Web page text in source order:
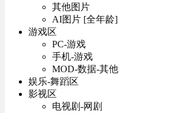
其他图片
AI图片 [全年龄]
游戏区
PC-游戏
手机-游戏
MOD-数据-其他
娱乐-舞蹈区
影视区
电视剧-网剧